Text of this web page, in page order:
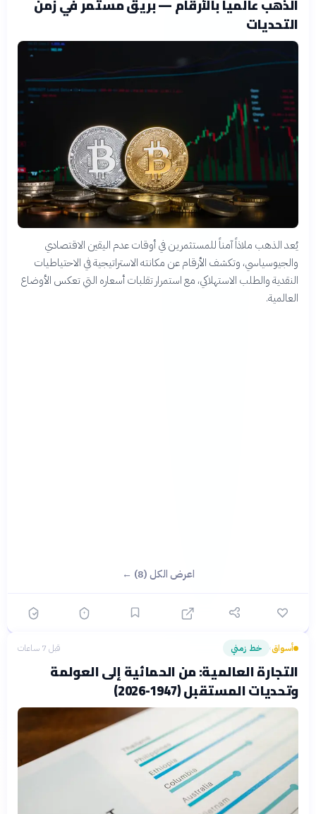
الذهب عالمياً بالأرقام — بريق مستمر في زمن
التحديات
يُعد الذهب ملاذاً آمناً للمستثمرين في أوقات عدم اليقين الاقتصادي
والجيوسياسي، وتكشف الأرقام عن مكانته الاستراتيجية في الاحتياطيات
النقدية والطلب الاستهلاكي، مع استمرار تقلبات أسعاره التي تعكس الأوضاع
العالمية.
اعرض الكل (8) ←
أسواق› خط زمني قبل 7 ساعات
التجارة العالمية: من الحمائية إلى العولمة
وتحديات المستقبل (1947-2026)